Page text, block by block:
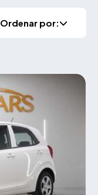
Ordenar por: